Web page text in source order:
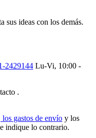
sus ideas con los demás.
2429144 Lu-Vi, 10:00 -
.
los gastos de envío y los
indique lo contrario.